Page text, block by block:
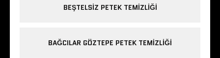
BEŞTELSIZ PETEK TEMIZLIĞI
BAĞCILAR GÖZTEPE PETEK TEMIZLIĞI